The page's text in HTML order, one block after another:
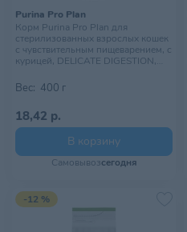
Purina Pro Plan
Корм Purina Pro Plan для
стерилизованных взрослых кошек
с чувствительным пищеварением, с
курицей, DELICATE DIGESTION,
Вес: 400 г
18,42 р.
В корзину
Самовывозсегодня
-12 %